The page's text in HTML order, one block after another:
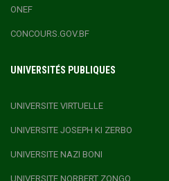
ONEF
CONCOURS.GOV.BF
UNIVERSITÉS PUBLIQUES
UNIVERSITE VIRTUELLE
UNIVERSITE JOSEPH KI ZERBO
UNIVERSITE NAZI BONI
UNIVERSITE NORBERT ZONGO